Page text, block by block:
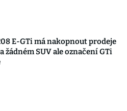
E-GTi má nakopnout prodeje
žádném SUV ale označení GTi